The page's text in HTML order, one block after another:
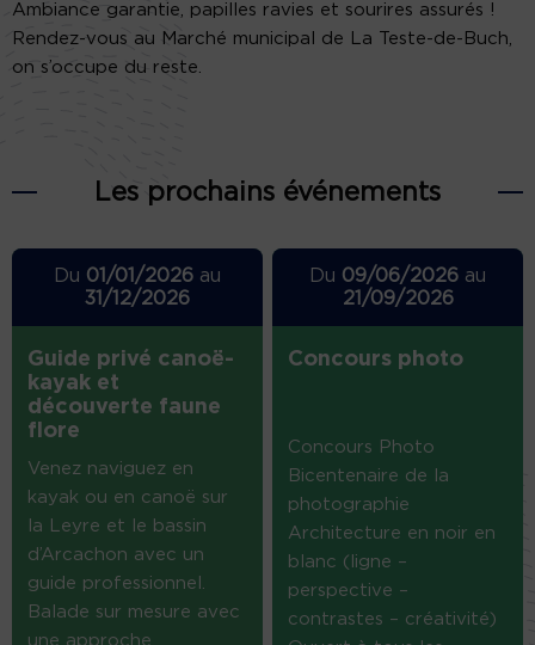
Ambiance garantie, papilles ravies et sourires assurés !
Rendez-vous au Marché municipal de La Teste-de-Buch,
on s’occupe du reste.
Les prochains événements
Du 01/01/2026au
31/12/2026
Guide privé canoë-
kayak et
découverte faune
flore
Venez naviguez en
kayak ou en canoë sur
la Leyre et le bassin
d’Arcachon avec un
guide professionnel.
Balade sur mesure avec
une approche
Du 09/06/2026 au
21/09/2026
Concours photo
Concours Photo
Bicentenaire de la
photographie
Architecture en noir en
blanc (ligne –
perspective –
contrastes – créativité)